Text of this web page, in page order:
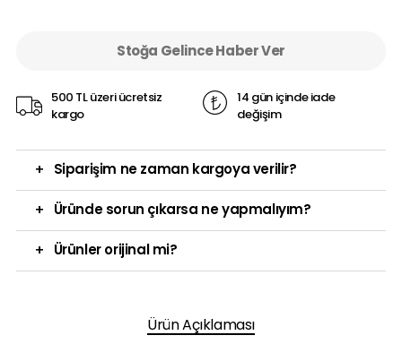
Stoğa Gelince Haber Ver
500 TL üzeri ücretsiz
kargo
14 gün içinde iade
değişim
+ Siparişim ne zaman kargoya verilir?
+ Üründe sorun çıkarsa ne yapmalıyım?
+ Ürünler orijinal mi?
Ürün Açıklaması